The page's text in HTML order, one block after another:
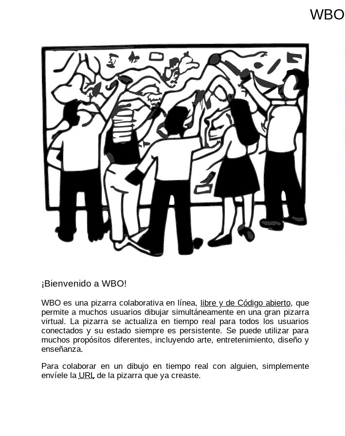
WBO
¡Bienvenido a WBO!
WBO es una pizarra colaborativa en línea, libre y de Código abierto, que
permite a muchos usuarios dibujar simultáneamente en una gran pizarra
virtual. La pizarra se actualiza en tiempo real para todos los usuarios
conectados y su estado siempre es persistente. Se puede utilizar para
muchos propósitos diferentes, incluyendo arte, entretenimiento, diseño y
enseñanza.
Para colaborar en un dibujo en tiempo real con alguien, simplemente
envíele la URLde la pizarra que ya creaste.